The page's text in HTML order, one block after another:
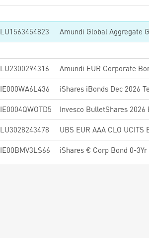
LU1563454823
LU2300294316
IE000WA6L436
IE0004QWOTD5
LU3028243478 UBS EUR AAA CLO UCITS
IE00BMV3LS66